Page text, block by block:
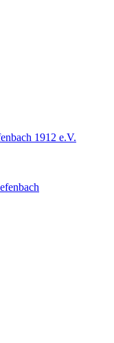
1912 e.V.